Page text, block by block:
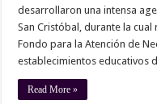
desarrollaron una intensa
San Cristóbal, durante la
Fondo para la Atención de
establecimientos educativos
Read More »